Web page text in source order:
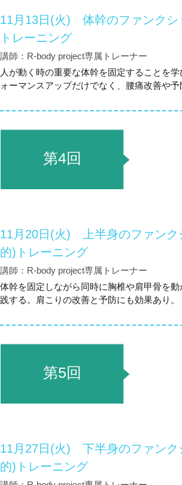
11月13日(火) 体幹のファンクシ
トレーニング
講師：R-body project専属トレーナー
人が動く時の重要な体幹を固定することを
ォーマンスアップだけでなく、腰痛改善や予
第4回
11月20日(火) 上半身のファンク
的)トレーニング
講師：R-body project専属トレーナー
体幹を固定しながら同時に胸椎や肩甲骨を
践する。肩こりの改善と予防にも効果あり。
第5回
11月27日(火) 下半身のファンク
的)トレーニング